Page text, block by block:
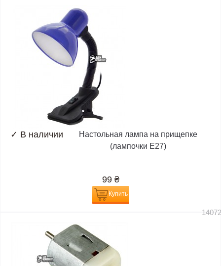
✓ В наличии
Настольная лампа на прищепке
(лампочки E27)
99 ₴
Купить